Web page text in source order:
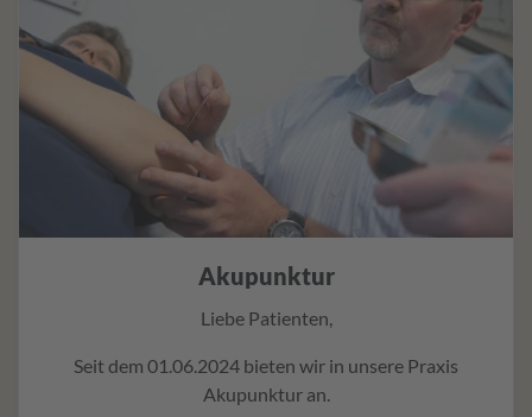
Akupunktur
Liebe Patienten,
Seit dem 01.06.2024 bieten wir in unsere Praxis
Akupunktur an.